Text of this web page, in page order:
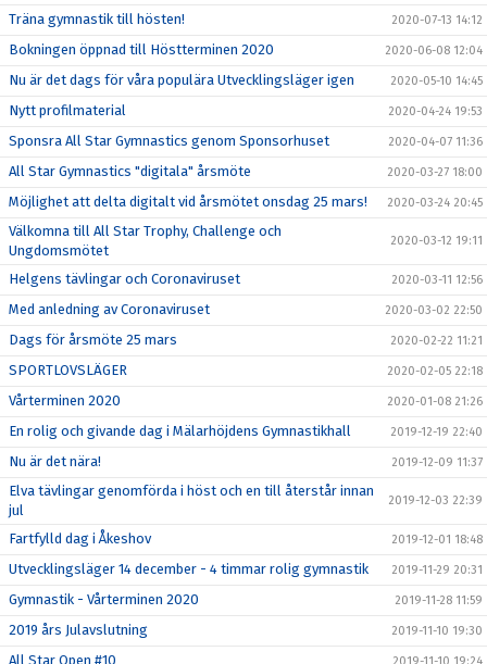
Träna gymnastik till hösten! 2020-07-13 14:12
Bokningen öppnad till Höstterminen 2020 2020-06-08 12:04
Nu är det dags för våra populära Utvecklingsläger igen 2020-05-10 14:45
Nytt profilmaterial 2020-04-24 19:53
Sponsra All Star Gymnastics genom Sponsorhuset 2020-04-07 11:36
All Star Gymnastics "digitala" årsmöte 2020-03-27 18:00
Möjlighet att delta digitalt vid årsmötet onsdag 25 mars! 2020-03-24 20:45
Välkomna till All Star Trophy, Challenge och
Ungdomsmötet
2020-03-12 19:11
Helgens tävlingar och Coronaviruset 2020-03-11 12:56
Med anledning av Coronaviruset 2020-03-02 22:50
Dags för årsmöte 25 mars 2020-02-22 11:21
SPORTLOVSLÄGER 2020-02-05 22:18
Vårterminen 2020 2020-01-08 21:26
En rolig och givande dag i Mälarhöjdens Gymnastikhall 2019-12-19 22:40
Nu är det nära! 2019-12-09 11:37
Elva tävlingar genomförda i höst och en till återstår innan
jul
2019-12-03 22:39
Fartfylld dag i Åkeshov 2019-12-01 18:48
Utvecklingsläger 14 december - 4 timmar rolig gymnastik 2019-11-29 20:31
Gymnastik - Vårterminen 2020 2019-11-28 11:59
2019 års Julavslutning 2019-11-10 19:30
All Star Open #10